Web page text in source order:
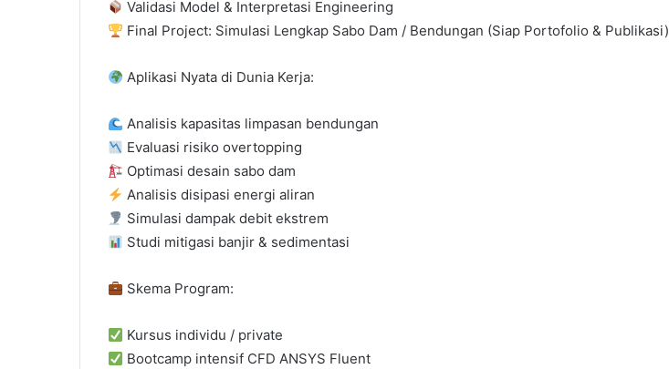
Validasi Model & Interpretasi Engineering
Final Project: Simulasi Lengkap Sabo Dam / Bendungan (Siap Portofolio & Publikasi)
Aplikasi Nyata di Dunia Kerja:
Analisis kapasitas limpasan bendungan
Evaluasi risiko overtopping
Optimasi desain sabo dam
Analisis disipasi energi aliran
Simulasi dampak debit ekstrem
Studi mitigasi banjir & sedimentasi
Skema Program:
Kursus individu / private
Bootcamp intensif CFD ANSYS Fluent